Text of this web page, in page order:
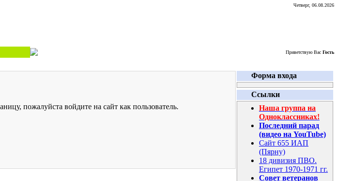
Четверг, 06.08.2026
Приветствую Вас Гость
пожалуйста войдите на сайт как пользователь.
Форма входа
Ссылки
Наша группа на
Одноклассниках!
Последний парад
(видео на YouTube)
Сайт 655 ИАП
(Пярну)
18 дивизия ПВО.
Египет 1970-1971 гг.
Совет ветеранов